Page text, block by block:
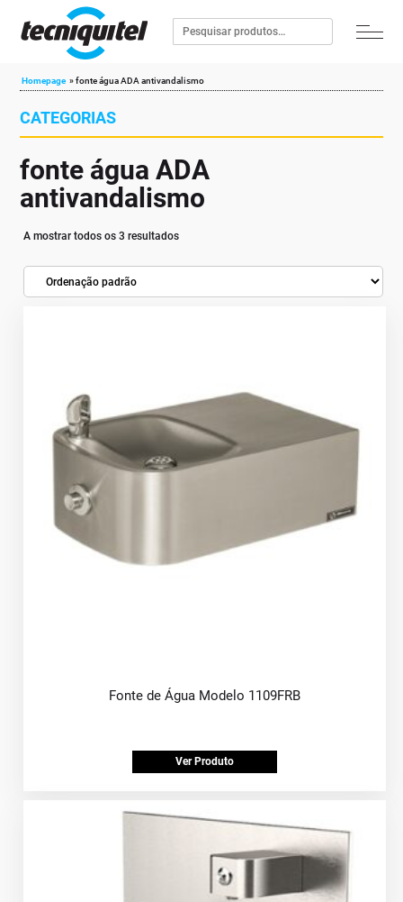
Homepage »fonte água ADA antivandalismo
CATEGORIAS
fonte água ADA
antivandalismo
A mostrar todos os 3 resultados
Fonte de Água Modelo 1109FRB
Ver Produto